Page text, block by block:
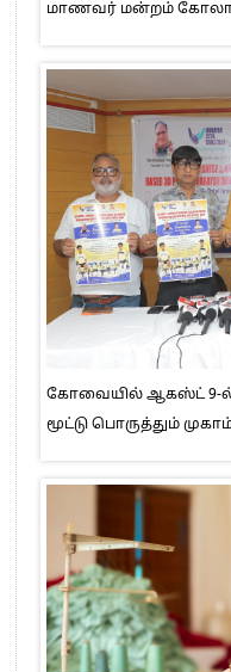
மாணவர் மன்றம்
கோவையில் ஆகஸ்ட் 9-
மூட்டு பொருத்தும்